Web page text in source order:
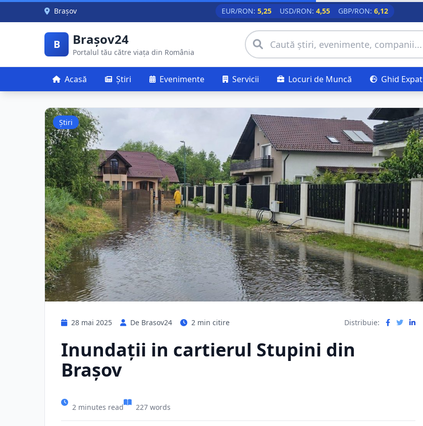
Skip to main content
Brașov EUR/RON: 5,25 USD/RON: 4,55 GBP/RON: 6,12
B Brașov24
Portalul tău către viața din România
Acasă Știri Evenimente Servicii Locuri de Muncă Ghid Expat
Știri
28 mai 2025 De Brasov24 2 min citire Distribuie:
Inundații in cartierul Stupini din
Brașov
2 minutes read 227 words